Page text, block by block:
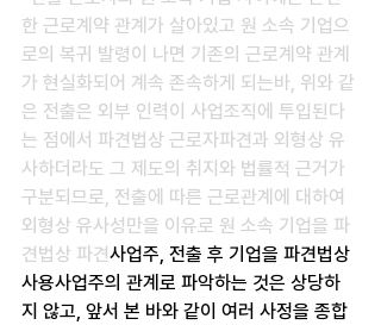
한 근로계약 관계가 살아있고 원 소속 기업으
로의 복귀 발령이 나면 기존의 근로계약 관계
가 현실화되어 계속 존속하게 되는바, 위와 같
은 전출은 외부 인력이 사업조직에 투입된다
는 점에서 파견법상 근로자파견과 외형상 유
사하더라도 그 제도의 취지와 법률적 근거가
구분되므로, 전출에 따른 근로관계에 대하여
외형상 유사성만을 이유로 원 소속 기업을 파
견법상 파견사업주, 전출 후 기업을 파견법상
사용사업주의 관계로 파악하는 것은 상당하
지 않고, 앞서 본 바와 같이 여러 사정을 종합